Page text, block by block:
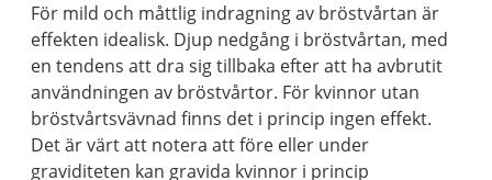
För mild och måttlig indragning av bröstvårtan är
effekten idealisk. Djup nedgång i bröstvårtan, med
en tendens att dra sig tillbaka efter att ha avbrutit
användningen av bröstvårtor. För kvinnor utan
bröstvårtsvävnad finns det i princip ingen effekt.
Det är värt att notera att före eller under
graviditeten kan gravida kvinnor i princip